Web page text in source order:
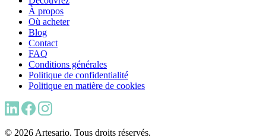
À propos
Où acheter
Blog
Contact
FAQ
Conditions générales
Politique de confidentialité
Politique en matière de cookies
© 2026 Artesario. Tous droits réservés.